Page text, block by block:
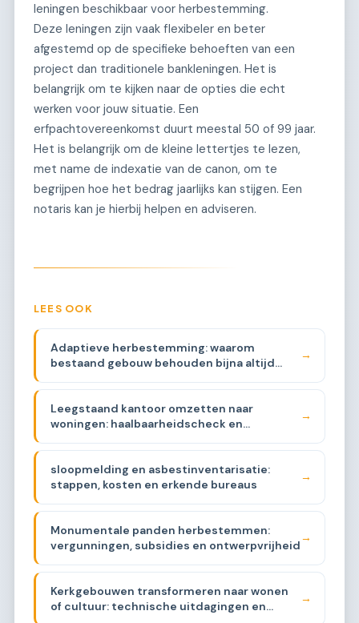
leningen beschikbaar voor herbestemming.
Deze leningen zijn vaak flexibeler en beter
afgestemd op de specifieke behoeften van een
project dan traditionele bankleningen. Het is
belangrijk om te kijken naar de opties die echt
werken voor jouw situatie. Een
erfpachtovereenkomst duurt meestal 50 of 99 jaar.
Het is belangrijk om de kleine lettertjes te lezen,
met name de indexatie van de canon, om te
begrijpen hoe het bedrag jaarlijks kan stijgen. Een
notaris kan je hierbij helpen en adviseren.
LEES OOK
Adaptieve herbestemming: waarom
bestaand gebouw behouden bijna altijd
→
Leegstaand kantoor omzetten naar
woningen: haalbaarheidscheck en
→
sloopmelding en asbestinventarisatie:
stappen, kosten en erkende bureaus
→
Monumentale panden herbestemmen:
vergunningen, subsidies en ontwerpvrijheid
→
Kerkgebouwen transformeren naar wonen
of cultuur: technische uitdagingen en
→